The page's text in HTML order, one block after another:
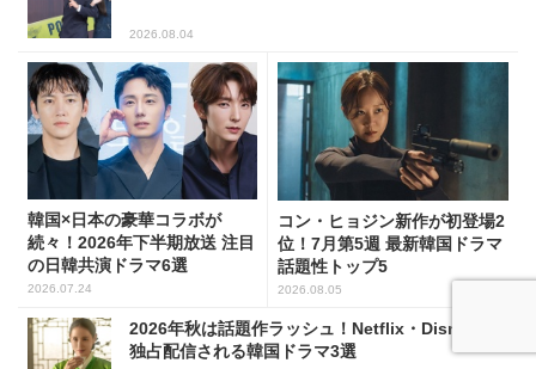
2026.08.04
韓国×日本の豪華コラボが
続々！2026年下半期放送 注目
の日韓共演ドラマ6選
2026.07.24
コン・ヒョジン新作が初登場2
位！7月第5週 最新韓国ドラマ
話題性トップ5
2026.08.05
2026年秋は話題作ラッシュ！Netflix・Disney+で
独占配信される韓国ドラマ3選